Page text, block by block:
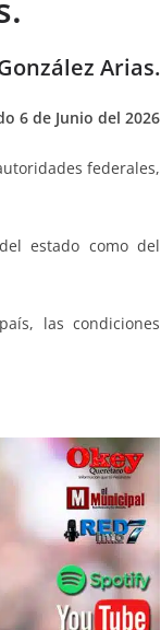
Arias.
6 de Junio del 2026
federales,
estado como del
las condiciones